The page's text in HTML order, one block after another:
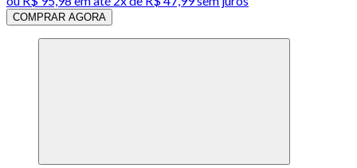
COMPRAR AGORA